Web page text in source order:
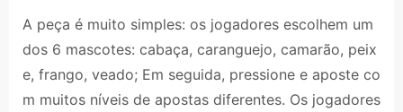
A peça é muito simples: os jogadores escolhem um
dos 6 mascotes: cabaça, caranguejo, camarão, peix
e, frango, veado; Em seguida, pressione e aposte co
m muitos níveis de apostas diferentes. Os jogadores